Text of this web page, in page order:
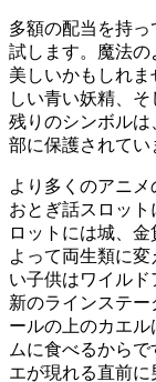
多額の配当を持
試します。魔法の
美しいかもしれ
しい青い妖精、
残りのシンボル
部に保護されてい
より多くのアニ
おとぎ話スロッ
ロットには城、
よって両生類に
い子供はワイル
新のラインステ
ールの上のカエ
ムに食べるから
エが現れる直前